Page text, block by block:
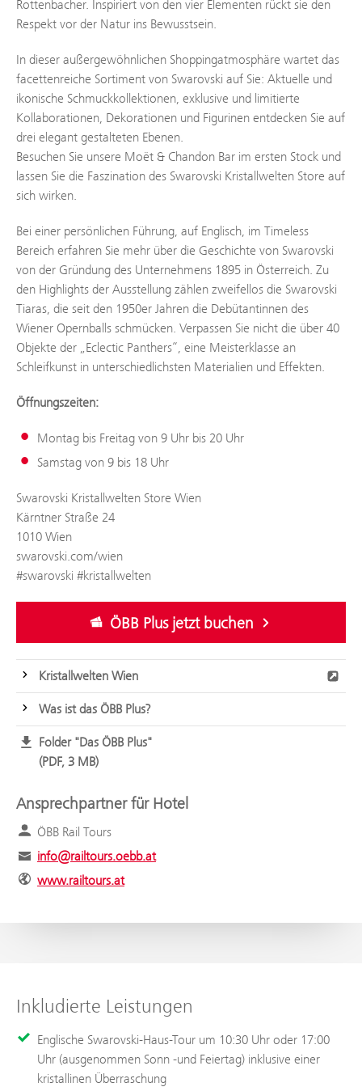
Rottenbacher. Inspiriert von den vier Elementen rückt sie den
Respekt vor der Natur ins Bewusstsein.
In dieser außergewöhnlichen Shoppingatmosphäre wartet das
facettenreiche Sortiment von Swarovski auf Sie: Aktuelle und
ikonische Schmuckkollektionen, exklusive und limitierte
Kollaborationen, Dekorationen und Figurinen entdecken Sie auf
drei elegant gestalteten Ebenen.
Besuchen Sie unsere Moët & Chandon Bar im ersten Stock und
lassen Sie die Faszination des Swarovski Kristallwelten Store auf
sich wirken.
Bei einer persönlichen Führung, auf Englisch, im Timeless
Bereich erfahren Sie mehr über die Geschichte von Swarovski
von der Gründung des Unternehmens 1895 in Österreich. Zu
den Highlights der Ausstellung zählen zweifellos die Swarovski
Tiaras, die seit den 1950er Jahren die Debütantinnen des
Wiener Opernballs schmücken. Verpassen Sie nicht die über 40
Objekte der „Eclectic Panthers“, eine Meisterklasse an
Schleifkunst in unterschiedlichsten Materialien und Effekten.
Öffnungszeiten:
Montag bis Freitag von 9 Uhr bis 20 Uhr
Samstag von 9 bis 18 Uhr
Swarovski Kristallwelten Store Wien
Kärntner Straße 24
1010 Wien
swarovski.com/wien
#swarovski #kristallwelten
ÖBB Plus jetzt buchen
Kristallwelten Wien
Was ist das ÖBB Plus?
Folder "Das ÖBB Plus"
PDF, 3 MB
Ansprechpartner für Hotel
ÖBB Rail Tours
info@railtours.oebb.at
www.railtours.at
Inkludierte Leistungen
Englische Swarovski-Haus-Tour um 10:30 Uhr oder 17:00
Uhr (ausgenommen Sonn -und Feiertag) inklusive einer
kristallinen Überraschung